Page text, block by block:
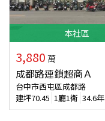
本社區
3,880 萬
成都路連鎖超商Ａ
台中市西屯區成都路
建坪70.45 1廳1衛 34.6年